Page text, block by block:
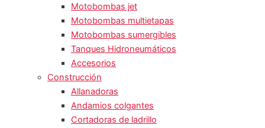
Motobombas jet
Motobombas multietapas
Motobombas sumergibles
Tanques Hidroneumáticos
Accesorios
Construcción
Allanadoras
Andamios colgantes
Cortadoras de ladrillo